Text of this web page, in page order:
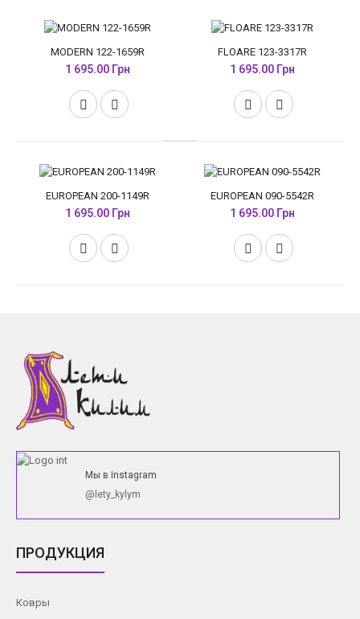
MODERN 122-1659R
1 695.00 Грн
FLOARE 123-3317R
1 695.00 Грн
EUROPEAN 200-1149R
1 695.00 Грн
EUROPEAN 090-5542R
1 695.00 Грн
Мы в Instagram
@lety_kylym
ПРОДУКЦИЯ
Ковры